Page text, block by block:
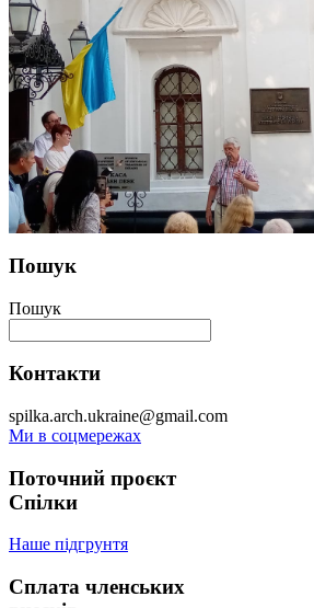
Пошук
Пошук
Контакти
spilka.arch.ukraine@gmail.com
Ми в соцмережах
Поточний проєкт
Спілки
Наше підгрунтя
Сплата членських